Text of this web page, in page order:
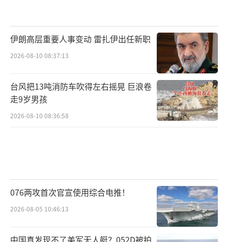
伊朗高层重要人事变动 雷扎伊出任新职
2026-08-10 08:37:13
台风把13吨消防车吹得左右摇晃 巨浪卷
走9岁男孩
2026-08-10 08:36:58
076两攻首次官宣使用综合电推！
2026-08-05 10:46:13